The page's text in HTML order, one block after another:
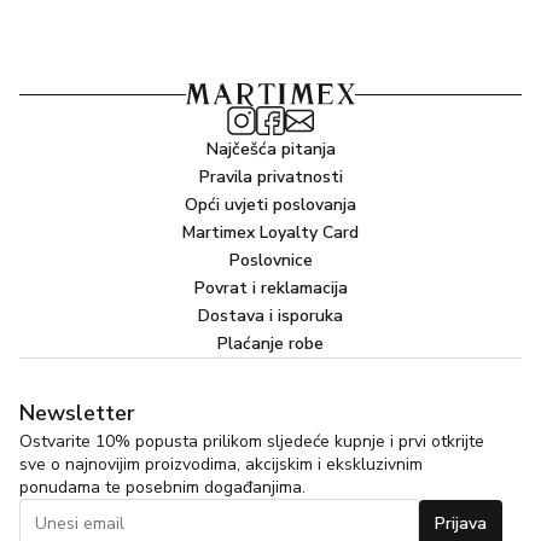
*Proizvođač može odlučiti promijeniti sastav proizvoda.
Kompletan i aktualan popis sastojaka pročitajte na
Najčešća pitanja
Pravila privatnosti
Opći uvjeti poslovanja
Martimex Loyalty Card
Poslovnice
Povrat i reklamacija
Dostava i isporuka
Plaćanje robe
Newsletter
Ostvarite 10% popusta prilikom sljedeće kupnje i prvi otkrijte
sve o najnovijim proizvodima, akcijskim i ekskluzivnim
ponudama te posebnim događanjima.
Prijava